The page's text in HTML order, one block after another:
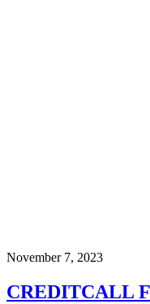
November 7, 2023
CREDITCALL